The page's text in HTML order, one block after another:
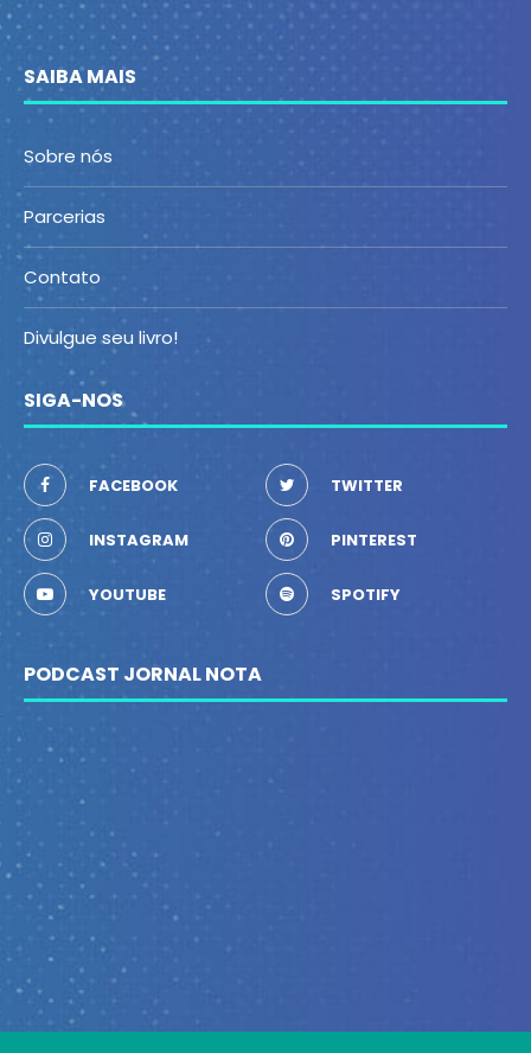
SAIBA MAIS
Sobre nós
Parcerias
Contato
Divulgue seu livro!
SIGA-NOS
FACEBOOK TWITTER
INSTAGRAM PINTEREST
YOUTUBE SPOTIFY
PODCAST JORNAL NOTA